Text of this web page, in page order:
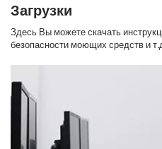
Загрузки
Здесь Вы можете скачать
безопасности моющих средств и